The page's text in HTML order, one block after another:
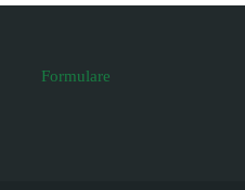
Formulare